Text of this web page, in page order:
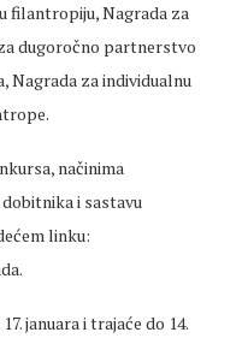
filantropiju, Nagrada za
dugoročno partnerstvo
Nagrada za individualnu
načinima
i sastavu
linku:
januara i trajaće do 14.